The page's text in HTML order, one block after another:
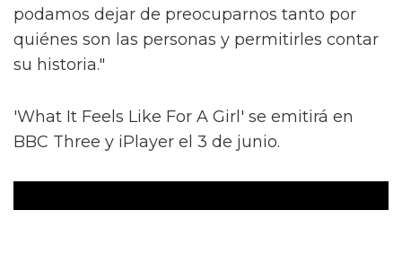
podamos dejar de preocuparnos tanto por
quiénes son las personas y permitirles contar
su historia."
'What It Feels Like For A Girl' se emitirá en
BBC Three y iPlayer el 3 de junio.